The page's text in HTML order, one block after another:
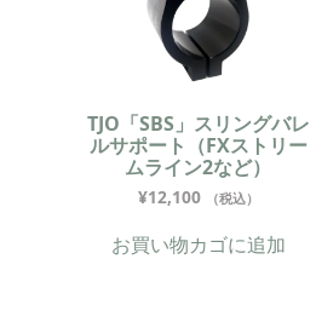
TJO「SBS」スリングバレ
ルサポート（FXストリー
ムライン2など）
¥12,100 （税込）
お買い物カゴに追加